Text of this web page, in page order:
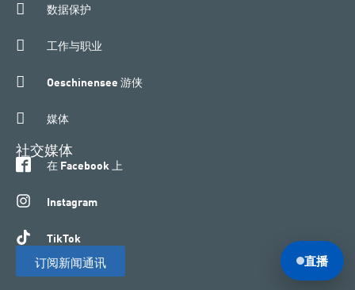
数据保护
工作与职业
Oeschinensee 游侠
媒体
社交媒体
在 Facebook 上
Instagram
TikTok
订阅新闻通讯 直播